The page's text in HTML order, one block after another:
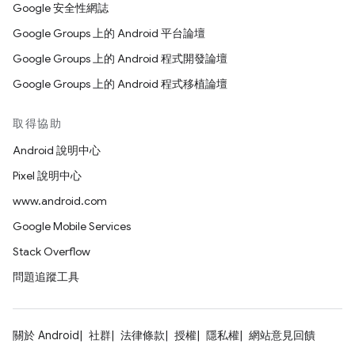
Google 安全性網誌
Google Groups 上的 Android 平台論壇
Google Groups 上的 Android 程式開發論壇
Google Groups 上的 Android 程式移植論壇
取得協助
Android 說明中心
Pixel 說明中心
www.android.com
Google Mobile Services
Stack Overflow
問題追蹤工具
關於 Android 社群 法律條款 授權 隱私權
網站意見回饋